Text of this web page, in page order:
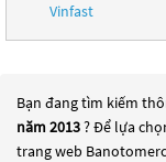
Vinfast
Bạn đang tìm kiếm
năm 2013? Để lựa
trang web